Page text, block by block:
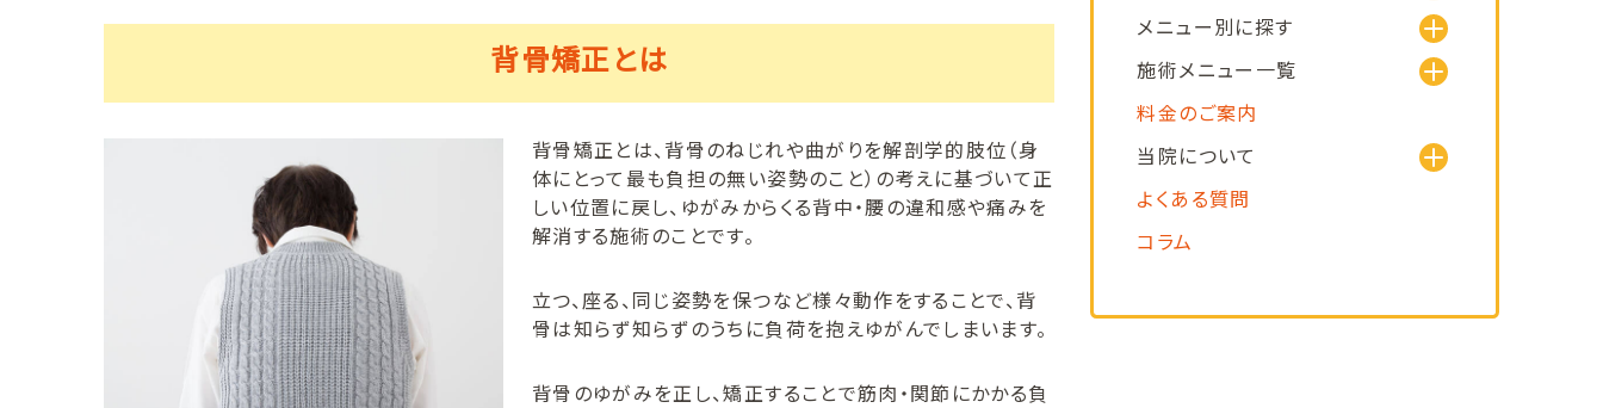
メニュー別に探す
施術メニュー一覧
料金のご案内
当院について
よくある質問
コラム
背骨矯正とは
背骨矯正とは、背骨のねじれや曲がりを解剖学的肢位（身
体にとって最も負担の無い姿勢のこと）の考えに基づいて正
しい位置に戻し、ゆがみからくる背中・腰の違和感や痛みを
解消する施術のことです。
立つ、座る、同じ姿勢を保つなど様々動作をすることで、背
骨は知らず知らずのうちに負荷を抱えゆがんでしまいます。
背骨のゆがみを正し、矯正することで筋肉・関節にかかる負